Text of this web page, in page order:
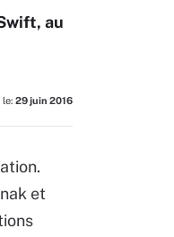
au
le: 29 juin 2016
et